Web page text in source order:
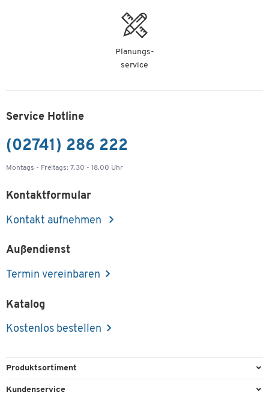
Planungs-
service
Service Hotline
(02741) 286 222
Montags - Freitags: 7.30 - 18.00 Uhr
Kontaktformular
Kontakt aufnehmen
Außendienst
Termin vereinbaren
Katalog
Kostenlos bestellen
Produktsortiment
Büroausstattung
Kundenservice